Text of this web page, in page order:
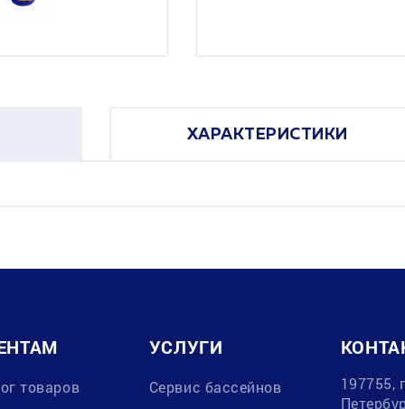
ХАРАКТЕРИСТИКИ
товаров
УСЛУГИ
Сервис бассейнов
197755,